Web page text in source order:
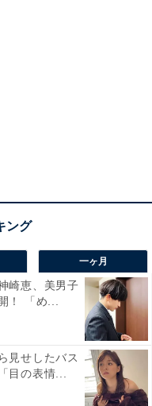
一ヶ月
崎恵、美男子
！ 「め...
見せしたバス
目の表情...